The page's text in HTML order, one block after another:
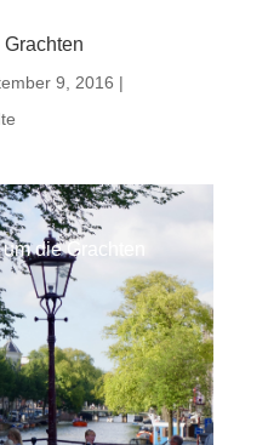
9, 2016 |
die Grachten